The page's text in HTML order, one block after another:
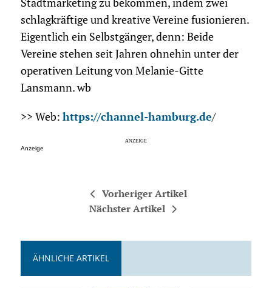
schlagkräftige und kreative Vereine fusionieren.
Eigentlich ein Selbstgänger, denn: Beide
Vereine stehen seit Jahren ohnehin unter der
operativen Leitung von Melanie-Gitte
Lansmann. wb
>> Web: https://channel-hamburg.de/
Anzeige
Vorheriger Artikel
Nächster Artikel
ÄHNLICHE ARTIKEL